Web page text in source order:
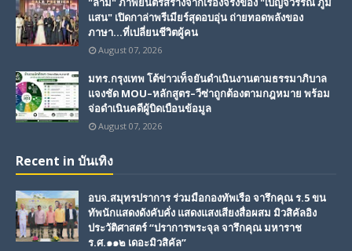
แสน" เปิดกาล่าพรีเมียร์สุดอบอุ่น ถ่ายทอดพลังของ
ภาษา...ที่เปลี่ยนชีวิตผู้คน
August 07, 2026
มทร.กรุงเทพ โต้ข่าวเท็จยันดำเนินงานตามธรรมาภิบาล
แจงชัด MOU–หลักสูตร–วีซ่าถูกต้องตามกฎหมาย พร้อม
จ่อดำเนินคดีผู้บิดเบือนข้อมูล
August 07, 2026
Recent in บันเทิง
อบจ.สมุทรปราการ ร่วมมือกองทัพเรือ จารึกคุณ ร.5 ขน
ทัพนักแสดงดังคับคั่ง แสดงแสงเสียงสื่อผสม มิวสิคัลอิง
ประวัติศาสตร์ “ปราการพระจุล จารึกคุณ มหาราช
ร.ศ.๑๑๒ เดอะมิวสิคัล”